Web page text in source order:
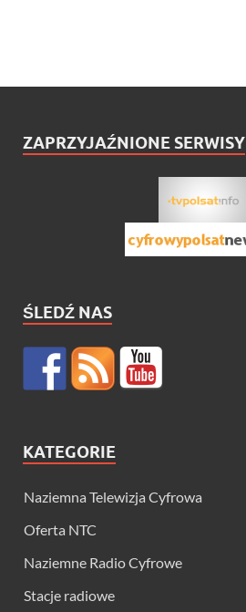
ZAPRZYJAŹNIONE SERWISY
ŚLEDŹ NAS
KATEGORIE
Naziemna Telewizja Cyfrowa
Oferta NTC
Naziemne Radio Cyfrowe
Stacje radiowe